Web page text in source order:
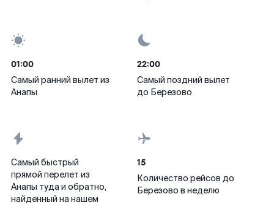
01:00
Самый ранний вылет из
Анапы
22:00
Самый поздний вылет
до Березово
Самый быстрый
прямой перелет из
Анапы туда и обратно,
найденный на нашем
15
Количество рейсов до
Березово в неделю